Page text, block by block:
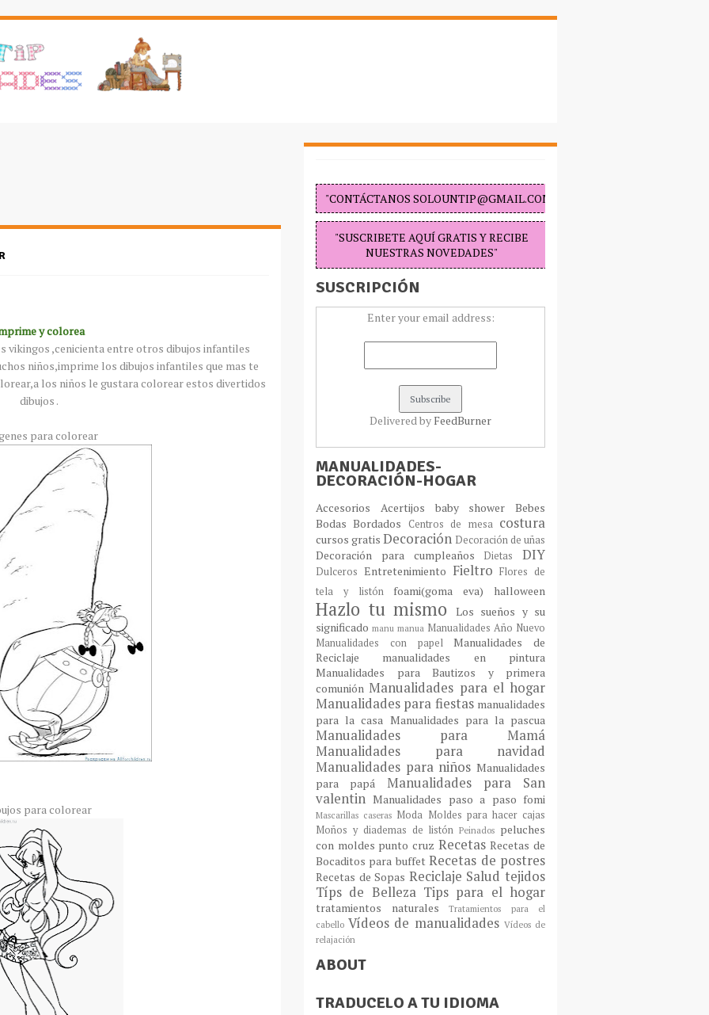
y colorea
vikingos ,cenicienta entre otros dibujos infantiles
niños,imprime los dibujos infantiles que mas te
los niños le gustara colorear estos divertidos
dibujos .
para colorear
para colorear
"CONTÁCTANOS SOLOUNTIP@GMAIL.COM "
"SUSCRIBETE AQUÍ GRATIS Y RECIBE
NUESTRAS NOVEDADES"
SUSCRIPCIÓN
Enter your email address:
Delivered by FeedBurner
MANUALIDADES-
DECORACIÓN-HOGAR
Accesorios Acertijos baby shower Bebes
BodasBordados Centros de mesa costura
cursos gratis Decoración Decoración de uñas
Decoración para cumpleaños Dietas DIY
Dulceros Entretenimiento FieltroFlores de
tela y listón foami(goma eva) halloween
Hazlo tu mismo
Los sueños y su
significado manu manua Manualidades Año Nuevo
Manualidades con papelManualidades de
Reciclaje manualidades en pintura
Manualidades para Bautizos y primera
comuniónManualidades para el hogar
Manualidades para fiestas manualidades
para la casa Manualidades para la pascua
Manualidades para Mamá
Manualidades para navidad
Manualidades para niños Manualidades
para papá Manualidades para San
valentinManualidades paso a paso fomi
Mascarillas caseras Moda Moldes para hacer cajas
Moños y diademas de listónPeinados peluches
con moldes punto cruz RecetasRecetas de
Bocaditos para buffetRecetas de postres
Recetas de Sopas Reciclaje Saludtejidos
Típs de Belleza Tips para el hogar
tratamientos naturales
Tratamientos para el
cabello Vídeos de manualidades Vídeos de
relajación
ABOUT
TRADUCELO A TU IDIOMA